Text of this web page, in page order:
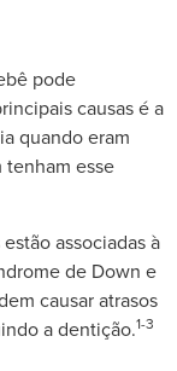
pode
causas é a
quando eram
tenham esse
associadas à
de Down e
causar atrasos
a dentição.1-3